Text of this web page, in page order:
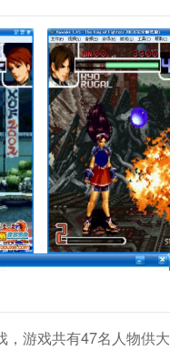
，游戏共有47名人物供大